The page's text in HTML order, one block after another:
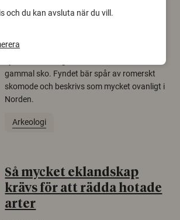
äldsta sko
Det som arkeologer länge trodde var en
gammal sko. Fyndet bär spår av romerskt
skomode och beskrivs som mycket ovanligt i
Norden.
Arkeologi
Så mycket eklandskap
krävs för att rädda hotade
arter
och du kan avsluta när du vill.